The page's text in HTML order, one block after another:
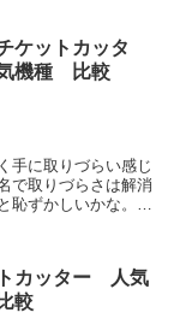
ケットカッタ
機種 比較
手に取りづらい感じ
で取りづらさは解消
恥ずかしいかな。
カッター 人気
較